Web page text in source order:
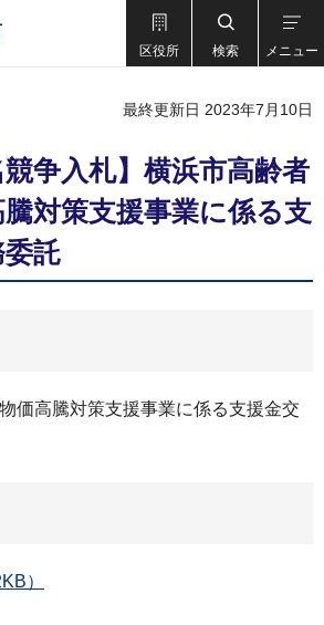
区役所 検索 メニュー
最終更新日 2023年7月10日
競争入札】横浜市高齢者
対策支援事業に係る支
託
価高騰対策支援事業に係る支援金交
）